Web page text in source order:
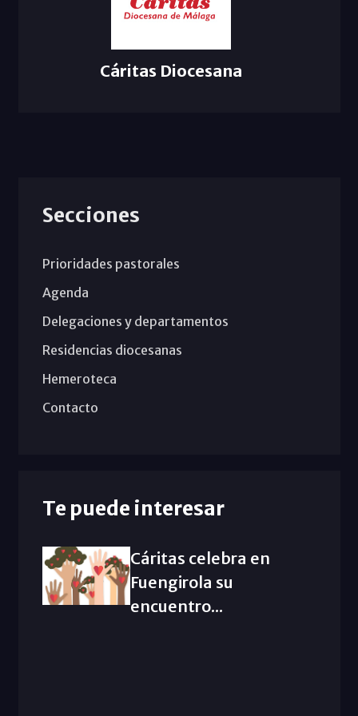
Cáritas Diocesana
Secciones
Prioridades pastorales
Agenda
Delegaciones y departamentos
Residencias diocesanas
Hemeroteca
Contacto
Te puede interesar
Cáritas celebra en
Fuengirola su
encuentro...